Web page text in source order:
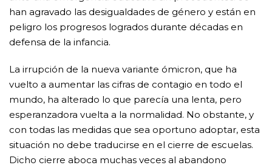
han agravado las desigualdades de género y están en
peligro los progresos logrados durante décadas en
defensa de la infancia.
La irrupción de la nueva variante ómicron, que ha
vuelto a aumentar las cifras de contagio en todo el
mundo, ha alterado lo que parecía una lenta, pero
esperanzadora vuelta a la normalidad. No obstante, y
con todas las medidas que sea oportuno adoptar, esta
situación no debe traducirse en el cierre de escuelas.
Dicho cierre aboca muchas veces al abandono